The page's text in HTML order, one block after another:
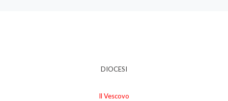
DIOCESI
Il Vescovo